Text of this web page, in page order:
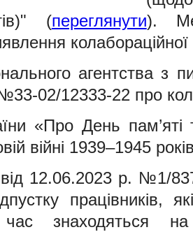
(переглянути).
колабораційної
агентства з
02/12333-22 про
«Про День
війні 1939–1945
12.06.2023 р. №1/
працівників,
час знаходяться